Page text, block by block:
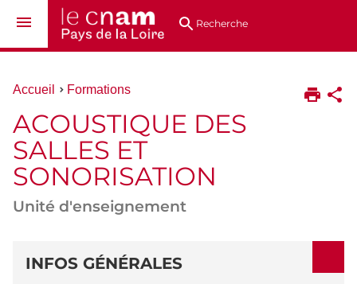
au
directsRecherche
Vous
ici :
Accueil Formations
ACOUSTIQUE DES
SALLES ET
SONORISATION
Unité d'enseignement
DÉTAILS
INFOS GÉNÉRALES